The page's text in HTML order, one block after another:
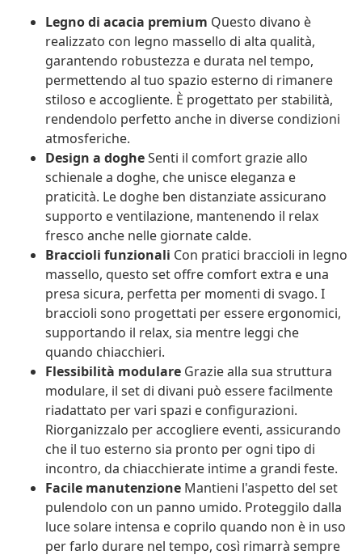
Legno di acacia premium Questo divano è
realizzato con legno massello di alta qualità,
garantendo robustezza e durata nel tempo,
permettendo al tuo spazio esterno di rimanere
stiloso e accogliente. È progettato per stabilità,
rendendolo perfetto anche in diverse condizioni
atmosferiche.
Design a dogheSenti il comfort grazie allo
schienale a doghe, che unisce eleganza e
praticità. Le doghe ben distanziate assicurano
supporto e ventilazione, mantenendo il relax
fresco anche nelle giornate calde.
Braccioli funzionali Con pratici braccioli in legno
massello, questo set offre comfort extra e una
presa sicura, perfetta per momenti di svago. I
braccioli sono progettati per essere ergonomici,
supportando il relax, sia mentre leggi che
quando chiacchieri.
Flessibilità modulare Grazie alla sua struttura
modulare, il set di divani può essere facilmente
riadattato per vari spazi e configurazioni.
Riorganizzalo per accogliere eventi, assicurando
che il tuo esterno sia pronto per ogni tipo di
incontro, da chiacchierate intime a grandi feste.
Facile manutenzione Mantieni l'aspetto del set
pulendolo con un panno umido. Proteggilo dalla
luce solare intensa e coprilo quando non è in uso
per farlo durare nel tempo, così rimarrà sempre